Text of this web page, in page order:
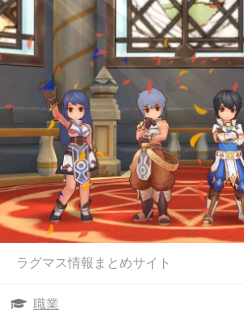
ラグマス情報まとめサイト
職業